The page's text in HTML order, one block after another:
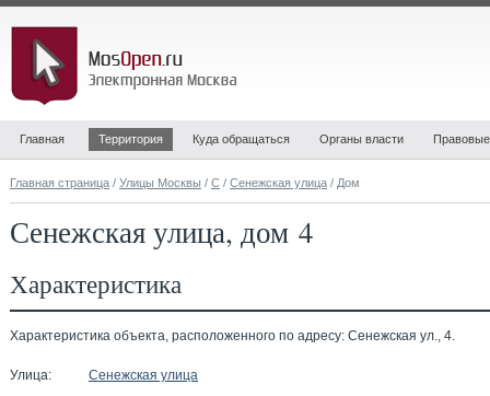
Главная Территория Куда обращаться Органы власти
Главная страница / Улицы Москвы / С / Сенежская улица / Дом
Сенежская улица, дом 4
Характеристика
Характеристика объекта, расположенного по адресу: Сенежская ул., 4.
Улица:
Сенежская улица